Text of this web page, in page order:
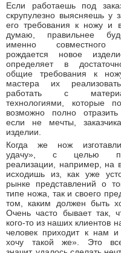
Если работаешь под
скрупулезно выясняешь у
его требования к ножу и в
думаю, правильнее
именно совместного
рождается новое
определяет в
общие требования к
мастера их
работать с
технологиями, которые
возможно полно
если не мечты,
изделии.
Когда же нож
удачу», с целью
реализации, например, на
исходишь из, как уже
рынке представлений о
типе ножа, так и своего
том, каким должен быть
Очень часто бывает так,
кого-то из наших клиентов
человек приходит к нам и
хочу такой же». Это